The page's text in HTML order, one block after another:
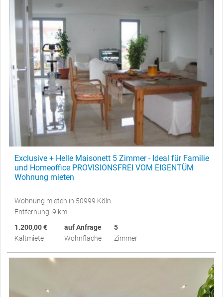
Exclusive + Helle Maisonett 5 Zimmer - Ideal für Familie
und Homeoffice PROVISIONSFREI VOM EIGENTÜM
Wohnung mieten
Wohnung mieten in 50999 Köln
Entfernung: 9 km
1.200,00 €
Kaltmiete
auf Anfrage
Wohnfläche
5
Zimmer